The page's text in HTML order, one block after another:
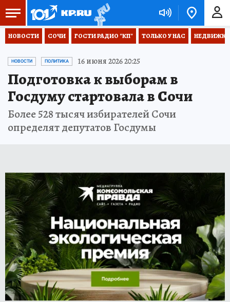
НОВОСТИ СОЧИ ГОСТИ РАДИО "КП" ТОЛЬКО У НАС НЕДВИЖКА
НОВОСТИ ПОЛИТИКА 16 июня 2026 20:25
Подготовка к выборам в
Госдуму стартовала в Сочи
Более 528 тысяч избирателей Сочи
определят депутатов Госдумы